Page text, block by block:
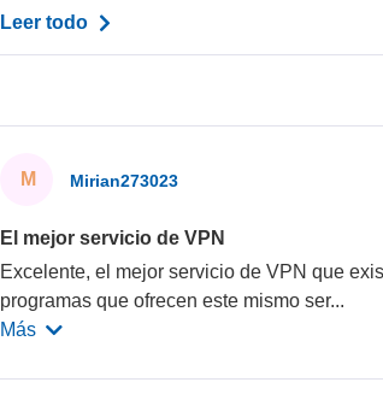
Leer todo
M Mirian273023
El mejor servicio de VPN
Excelente, el mejor servicio de VPN que
programas que ofrecen este mismo ser...
Más